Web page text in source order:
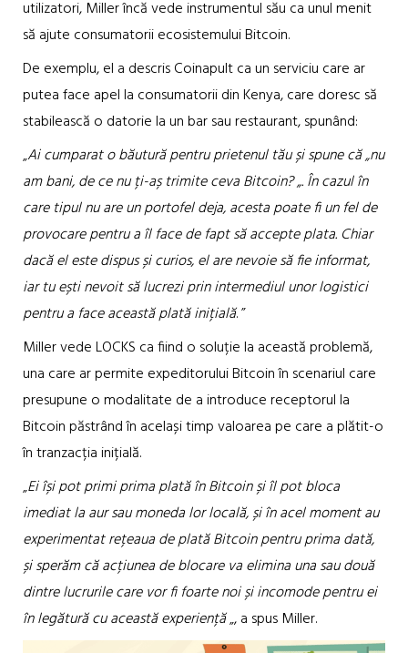
utilizatori, Miller încă vede instrumentul său ca unul menit
să ajute consumatorii ecosistemului Bitcoin.
De exemplu, el a descris Coinapult ca un serviciu care ar
putea face apel la consumatorii din Kenya, care doresc să
stabilească o datorie la un bar sau restaurant, spunând:
„Ai cumparat o băutură pentru prietenul tău și spune că „nu
am bani, de ce nu ți-aș trimite ceva Bitcoin? „. În cazul în
care tipul nu are un portofel deja, acesta poate fi un fel de
provocare pentru a îl face de fapt să accepte plata. Chiar
dacă el este dispus și curios, el are nevoie să fie informat,
iar tu ești nevoit să lucrezi prin intermediul unor logistici
pentru a face această plată inițială. ”
Miller vede LOCKS ca fiind o soluție la această problemă,
una care ar permite expeditorului Bitcoin în scenariul care
presupune o modalitate de a introduce receptorul la
Bitcoin păstrând în același timp valoarea pe care a plătit-o
în tranzacția inițială.
„Ei își pot primi prima plată în Bitcoin și îl pot bloca
imediat la aur sau moneda lor locală, și în acel moment au
experimentat rețeaua de plată Bitcoin pentru prima dată,
și sperăm că acțiunea de blocare va elimina una sau două
dintre lucrurile care vor fi foarte noi și incomode pentru ei
în legătură cu această experiență„, a spus Miller.